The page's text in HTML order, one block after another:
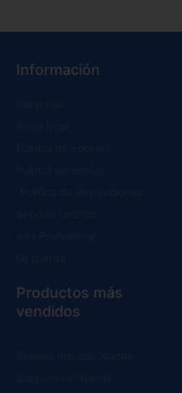
Información
Productos más
vendidos